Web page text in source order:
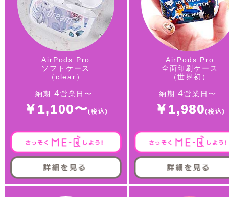
AirPods Pro
ソフトケース
（clear）
納期 4営業日〜
￥1,100〜
AirPods Pro
全面印刷ケース
（世界初）
納期4営業日〜
￥1,980